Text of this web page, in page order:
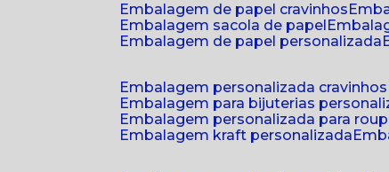
embalagem de papel cravinhos
embalagem sacola de papel
embalagem de papel personalizada
embalagem personalizada cravinhos
embalagem para bijuterias
embalagem personalizada para
embalagem kraft personalizada